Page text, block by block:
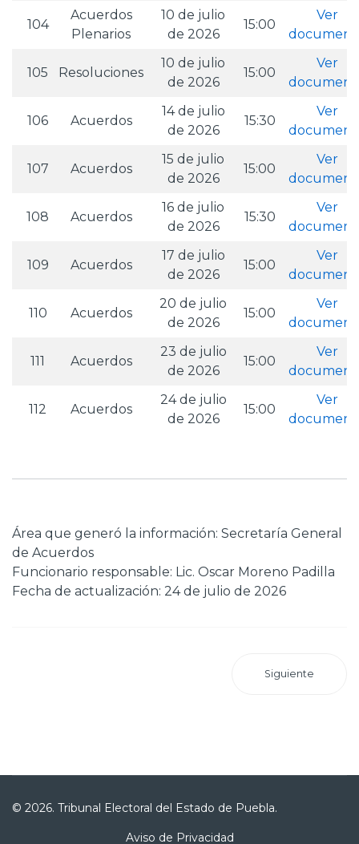
104
Acuerdos
Plenarios
10 de julio
de 2026
15:00
Ver
105 Resoluciones
10 de julio
de 2026
15:00
Ver
106 Acuerdos
14 de julio
de 2026
15:30
Ver
107 Acuerdos
15 de julio
de 2026
15:00
Ver
108 Acuerdos
16 de julio
de 2026
15:30
Ver
109 Acuerdos
17 de julio
de 2026
15:00
Ver
110 Acuerdos
20 de julio
de 2026
15:00
Ver
111 Acuerdos
23 de julio
de 2026
15:00
Ver
112 Acuerdos
24 de julio
de 2026
15:00
Ver
Área que generó la información: Secretaría General
de Acuerdos
Funcionario responsable: Lic. Oscar Moreno Padilla
Fecha de actualización: 24 de julio de 2026
Siguiente
© 2026. Tribunal Electoral del Estado de Puebla.
Aviso de Privacidad